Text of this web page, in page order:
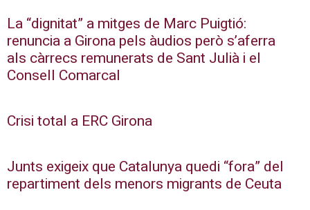
La “dignitat” a mitges de Marc Puigtió:
renuncia a Girona pels àudios però s’aferra
als càrrecs remunerats de Sant Julià i el
Consell Comarcal
Crisi total a ERC Girona
Junts exigeix que Catalunya quedi “fora” del
repartiment dels menors migrants de Ceuta